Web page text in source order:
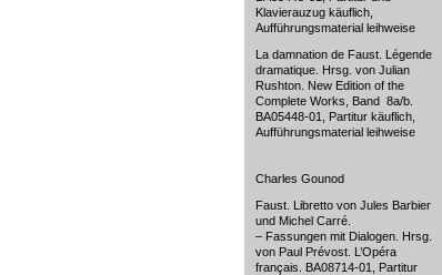
Klavierauzug käuflich,
Aufführungsmaterial leihweise
La damnation de Faust. Légende
dramatique. Hrsg. von Julian
Rushton. New Edition of the
Complete Works, Band 8a/b.
BA05448-01, Partitur käuflich,
Aufführungsmaterial leihweise
Charles Gounod
Faust. Libretto von Jules Barbier
und Michel Carré.
– Fassungen mit Dialogen. Hrsg.
von Paul Prévost. L’Opéra
français. BA08714-01, Partitur